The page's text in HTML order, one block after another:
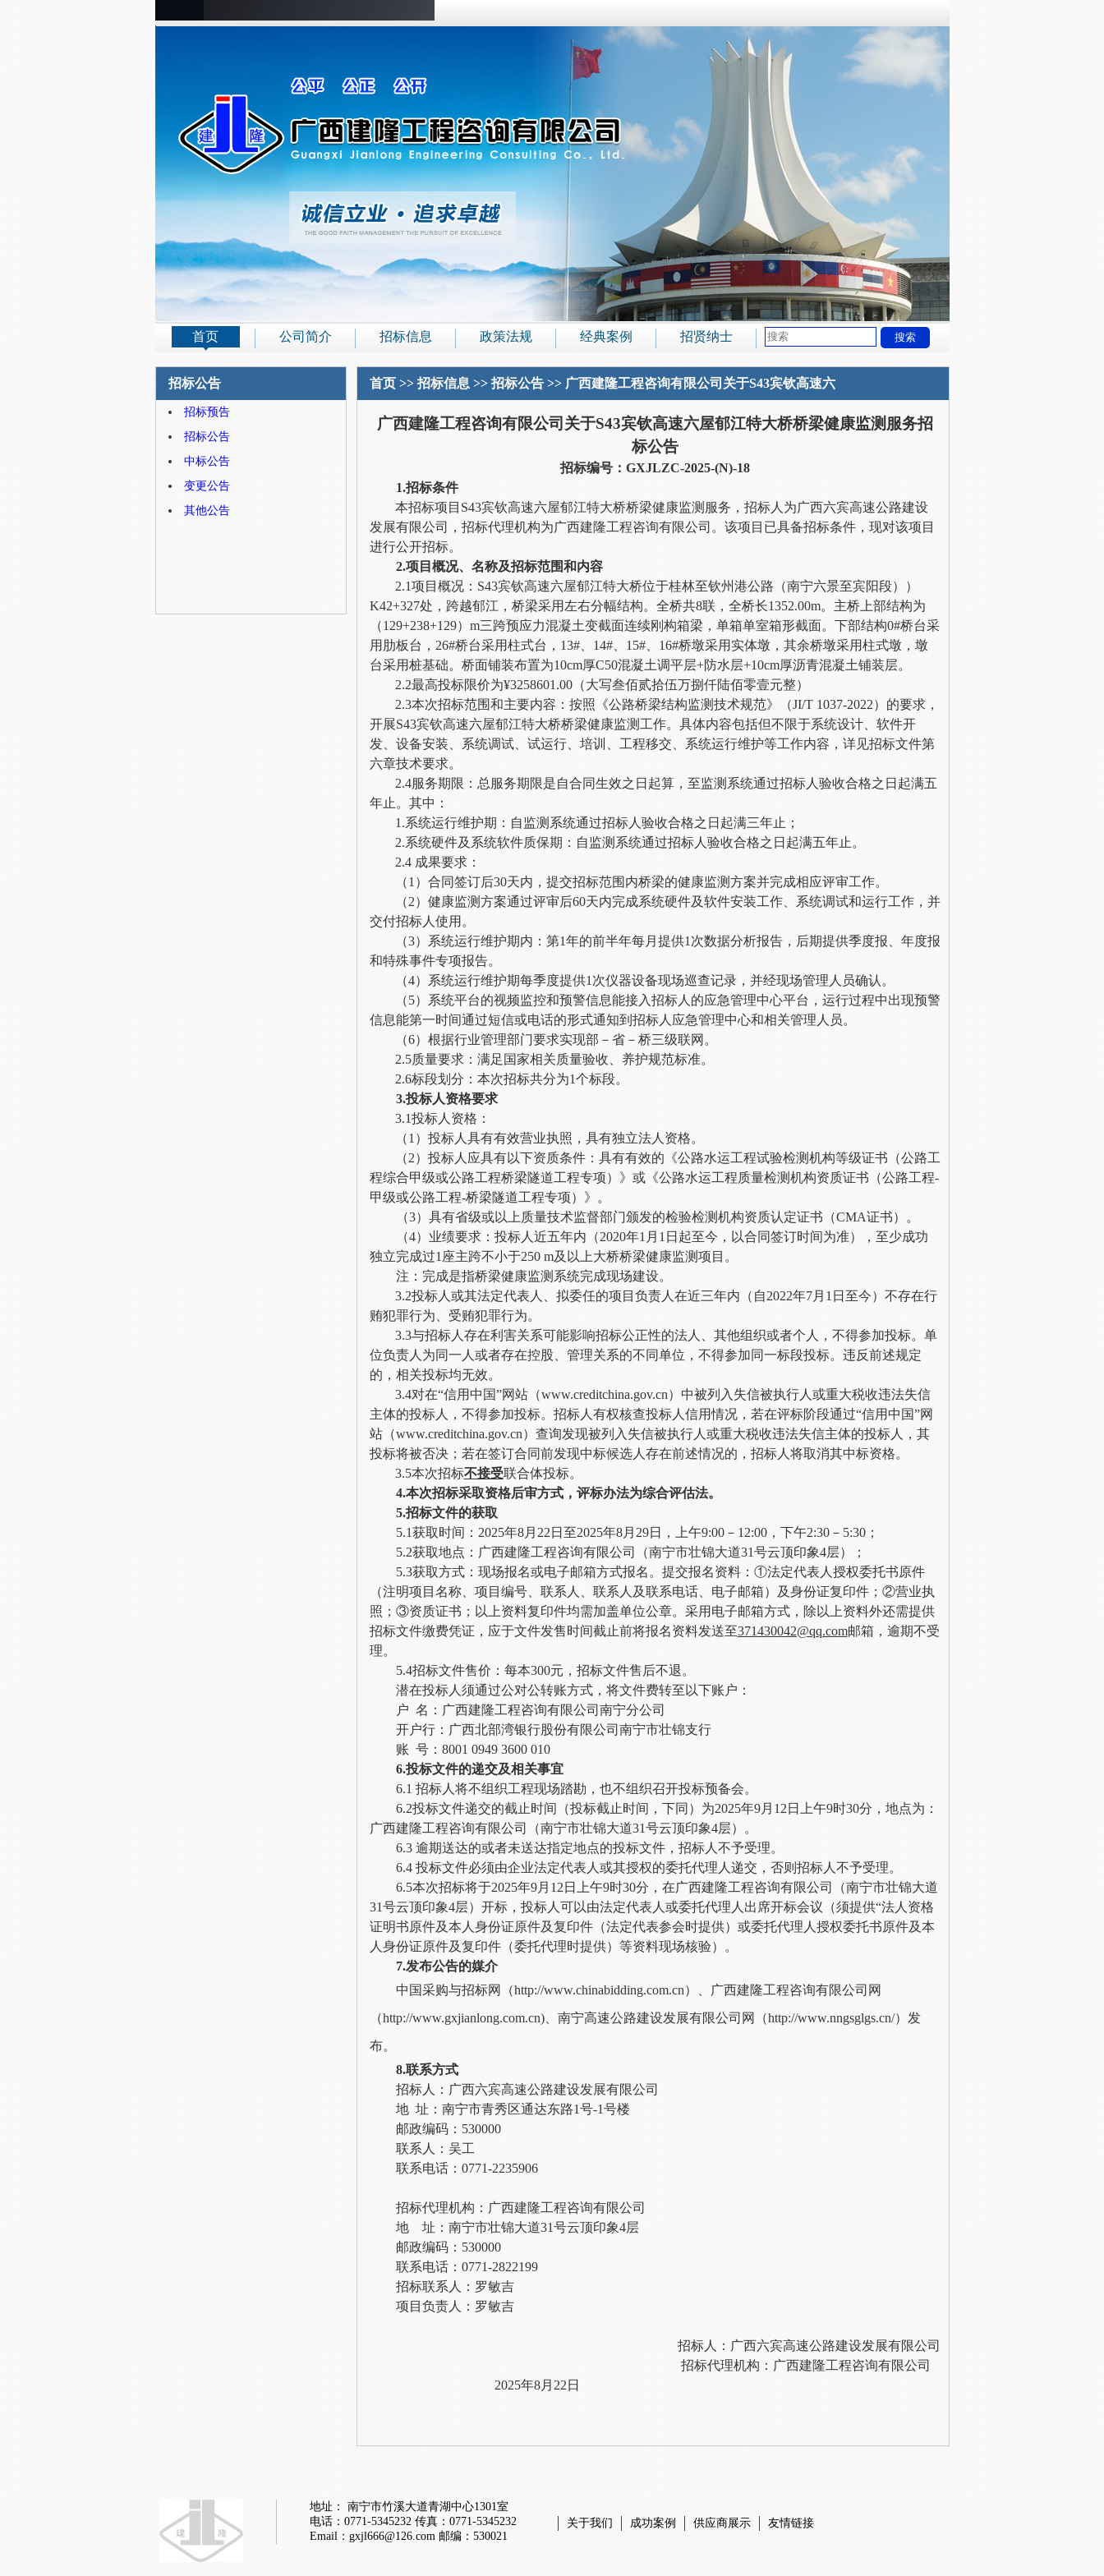
首页 公司简介 招标信息 政策法规 经典案例 招贤纳士
招标公告
招标预告
招标公告
中标公告
变更公告
其他公告
首页>> 招标信息 >> 招标公告>> 广西建隆工程咨询有限公司关于S43宾钦高速六
广西建隆工程咨询有限公司关于S43宾钦高速六屋郁江特大桥桥梁健康监测服务招
标公告
招标编号： GXJLZC-2025-(N)-18
1.招标条件
本招标项目 S43宾钦高速六屋郁江特大桥桥梁健康监测服务，招标人为广西六宾高速公路建设
发展有限公司，招标代理机构为广西建隆工程咨询有限公司。该项目已具备招标条件，现对该项目
进行公开招标。
2.项目概况、名称及招标范围和内容
2.1项目概况：S43宾钦高速六屋郁江特大桥位于桂林至钦州港公路（南宁六景至宾阳段））
K42+327处，跨越郁江，桥梁采用左右分幅结构。全桥共8联，全桥长1352.00m。主桥上部结构为
（129+238+129）m三跨预应力混凝土变截面连续刚构箱梁，单箱单室箱形截面。下部结构0#桥台采
用肋板台，26#桥台采用柱式台，13#、14#、15#、16#桥墩采用实体墩，其余桥墩采用柱式墩，墩
台采用桩基础。桥面铺装布置为10cm厚C50混凝土调平层+防水层+10cm厚沥青混凝土铺装层。
2.2最高投标限价为¥3258601.00（大写叁佰贰拾伍万捌仟陆佰零壹元整）
2.3本次招标范围和主要内容：按照 《公路桥梁结构监测技术规范》（JI/T 1037-2022） 的要求，
开展S43宾钦高速六屋郁江特大桥桥梁健康监测工作。具体内容包括但不限于系统设计、软件开
发、设备安装、系统调试、试运行、培训、工程移交、系统运行维护等工作内容，详见招标文件第
六章技术要求。
2.4服务期限：总服务期限是自合同生效之日起算，至监测系统通过招标人验收合格之日起满五
年止。其中：
1.系统运行维护期：自监测系统通过招标人验收合格之日起满三年止；
2.系统硬件及系统软件质保期：自监测系统通过招标人验收合格之日起满五年止。
2.4 成果要求：
（1）合同签订后30天内，提交招标范围内桥梁的健康监测方案并完成相应评审工作。
（2）健康监测方案通过评审后60天内完成系统硬件及软件安装工作、系统调试和运行工作， 并
交付招标人 使用 。
（3）系统运行维护期内：第1年的前半年每月提供1次数据分析报告，后期提供季度报、年度报
和特殊事件专项报告。
（4）系统运行维护期每季度提供1次仪器设备现场巡查记录，并经现场管理人员确认。
（5）系统平台的视频监控和预警信息能接入招标人的应急管理中心平台，运行过程中出现预警
信息能第一时间通过短信或电话的形式通知到招标人应急管理中心和相关管理人员。
（6）根据行业管理部门要求实现部－省－桥三级联网。
2.5质量要求：满足国家相关质量验收、养护规范标准。
2.6标段划分：本次招标共分为1个标段。
3.投标人资格要求
3.1投标人资格：
（1）投标人具有有效营业执照，具有独立法人资格。
（2）投标人应具有以下资质条件：具有有效的《公路水运工程试验检测机构等级证书（公路工
程综合甲级或公路工程桥梁隧道工程专项）》或《公路水运工程质量检测机构资质证书（公路工程-
甲级或公路工程-桥梁隧道工程专项）》。
（3）具有省级或以上质量技术监督部门颁发的检验检测机构资质认定证书（CMA证书）。
（4）业绩要求：投标人近五年内（2020年1月1日起至今，以合同签订时间为准），至少成功
独立完成过1座主跨不小于250 m及以上大桥桥梁健康监测项目。
注：完成是指桥梁健康监测系统完成现场建设。
3.2投标人或其法定代表人、拟委任的项目负责人在近三年内（自2022年7月1日至今）不存在行
贿犯罪行为、受贿犯罪行为。
3.3与招标人存在利害关系可能影响招标公正性的法人、其他组织或者个人，不得参加投标。单
位负责人为同一人或者存在控股、管理关系的不同单位，不得参加同一标段投标。违反前述规定
的，相关投标均无效。
3.4对在“信用中国”网站（www.creditchina.gov.cn）中被列入失信被执行人或重大税收违法失信
主体的投标人，不得参加投标。招标人有权核查投标人信用情况，若在评标阶段通过“信用中国”网
站（www.creditchina.gov.cn）查询发现被列入失信被执行人或重大税收违法失信主体的投标人，其
投标将被否决；若在签订合同前发现中标候选人存在前述情况的，招标人将取消其中标资格。
3.5本次招标不接受联合体投标。
4.本次招标采取资格后审方式，评标办法为综合评估法。
5.招标文件的获取
5.1获取时间：2025年8月22日至2025年8月29日，上午9:00－12:00，下午2:30－5:30；
5.2获取地点：广西建隆工程咨询有限公司（南宁市壮锦大道31号云顶印象4层）；
5.3获取方式：现场报名或电子邮箱方式报名。提交报名资料：①法定代表人授权委托书原件
（注明项目名称、项目编号、联系人、联系人及联系电话、电子邮箱）及身份证复印件；②营业执
照；③资质证书；以上资料复印件均需加盖单位公章。采用电子邮箱方式，除以上资料外还需提供
招标文件缴费凭证，应于文件发售时间截止前将报名资料发送至371430042@qq.com邮箱，逾期不受
理。
5.4招标文件售价：每本300元，招标文件售后不退。
潜在投标人须通过公对公转账方式，将文件费转至以下账户：
户 名：广西建隆工程咨询有限公司南宁分公司
开户行：广西北部湾银行股份有限公司南宁市壮锦支行
账 号： 8001 0949 3600 010
6.投标文件的递交及相关事宜
6.1 招标人将不组织工程现场踏勘，也不组织召开投标预备会。
6.2投标文件递交的截止时间（投标截止时间，下同）为2025年9月12日上午9时30分，地点为：
广西建隆工程咨询有限公司（南宁市壮锦大道31号云顶印象4层）。
6.3 逾期送达的或者未送达指定地点的投标文件，招标人不予受理。
6.4 投标文件必须由企业法定代表人或其授权的委托代理人递交，否则招标人不予受理。
6.5本次招标将于2025年9月12日上午9时30分，在广西建隆工程咨询有限公司（南宁市壮锦大道
31号云顶印象4层）开标，投标人可以由法定代表人或委托代理人出席开标会议（须提供“法人资格
证明书原件及本人身份证原件及复印件（法定代表参会时提供）或委托代理人授权委托书原件及本
人身份证原件及复印件（委托代理时提供）等资料现场核验）。
7.发布公告的媒介
中国采购与招标网（http://www.chinabidding.com.cn）、广西建隆工程咨询有限公司网
（http://www.gxjianlong.com.cn)、南宁高速公路建设发展有限公司网（http://www.nngsglgs.cn/）发
布。
8.联系方式
招标人：广西六宾高速公路建设发展有限公司
地 址：南宁市青秀区通达东路1号-1号楼
邮政编码： 530000
联系人：吴工
联系电话： 0771-2235906
招标代理机构：广西建隆工程咨询有限公司
地
址：南宁市壮锦大道31号云顶印象4层
邮政编码： 530000
联系电话： 0771-2822199
招标联系人：罗敏吉
项目负责人：罗敏吉
招标人： 广西六宾高速公路建设发展有限公司
招标代理机构： 广西建隆工程咨询有限公司
2025年8月22日
地址： 南宁市竹溪大道青湖中心1301室
电话：0771-5345232 传真：0771-5345232
Email：gxjl666@126.com 邮编：530021
关于我们 成功案例 供应商展示 友情链接